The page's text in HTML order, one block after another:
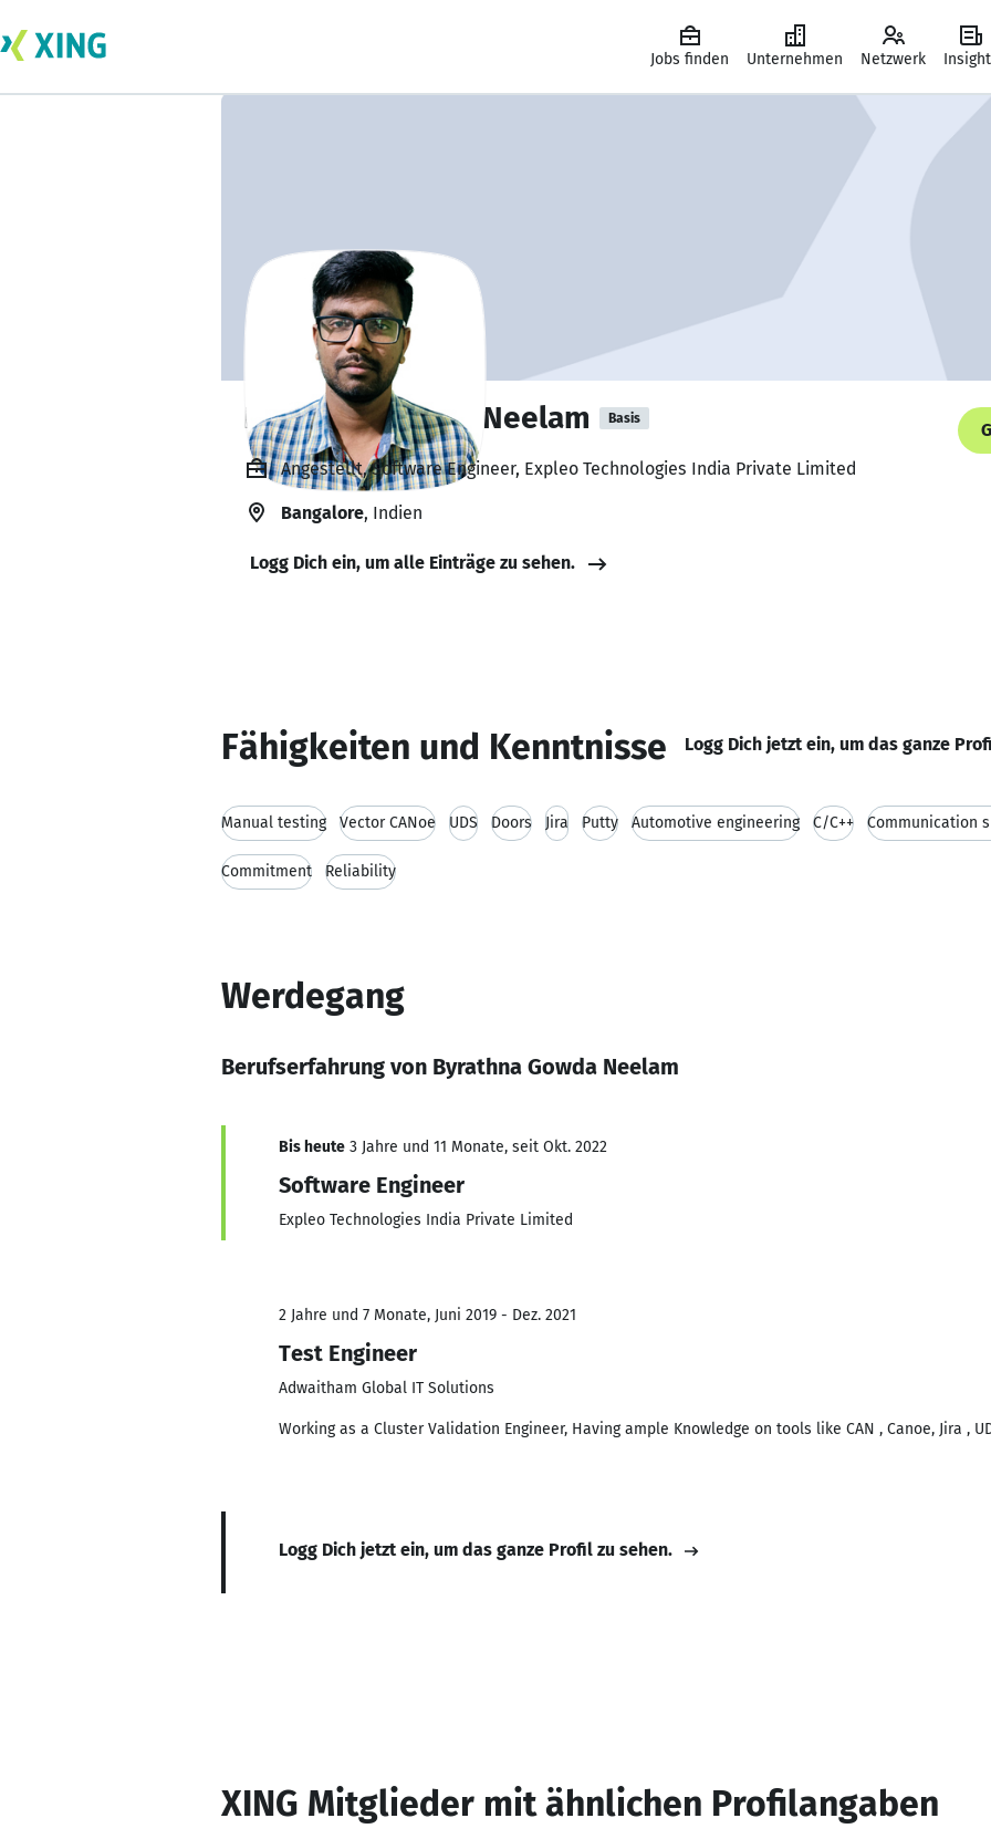
Jobs finden Unternehmen Netzwerk
Byrathna Gowda Neelam Basis
Angestellt, Software Engineer, Expleo Technologies India Private Limited
Bangalore, Indien
Logg Dich ein, um alle Einträge zu sehen.
Fähigkeiten und Kenntnisse Logg Dich jetzt ein, um das ganze
Manual testing Vector CANoe UDS Doors Jira Putty Automotive engineering C/C++ Communication
Commitment Reliability
Werdegang
Berufserfahrung von Byrathna Gowda Neelam
Bis heute 3 Jahre und 11 Monate, seit Okt. 2022
Software Engineer
Expleo Technologies India Private Limited
2 Jahre und 7 Monate, Juni 2019 - Dez. 2021
Test Engineer
Adwaitham Global IT Solutions
Working as a Cluster Validation Engineer, Having ample Knowledge on tools like CAN , Canoe, Jira ,
Logg Dich jetzt ein, um das ganze Profil zu sehen.
XING Mitglieder mit ähnlichen Profilangaben